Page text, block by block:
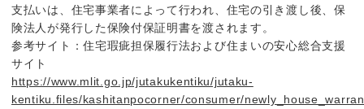
支払いは、住宅事業者によって行われ、住宅の引き渡し後、保
険法人が発行した保険付保証明書を渡されます。
参考サイト：住宅瑕疵担保履行法および住まいの安心総合支援
サイト
https://www.mlit.go.jp/jutakukentiku/jutaku-
kentiku.files/kashitanpocorner/consumer/